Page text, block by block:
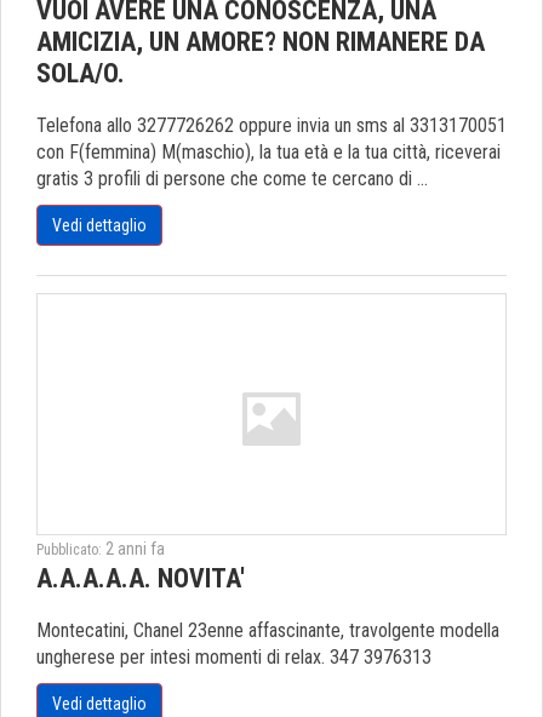
VUOI AVERE UNA CONOSCENZA, UNA
AMICIZIA, UN AMORE? NON RIMANERE DA
SOLA/O.
Telefona allo 3277726262 oppure invia un sms al 3313170051
con F(femmina) M(maschio), la tua età e la tua città, riceverai
gratis 3 profili di persone che come te cercano di ...
Vedi dettaglio
Pubblicato: 2 anni fa
A.A.A.A.A. NOVITA'
Montecatini, Chanel 23enne affascinante, travolgente modella
ungherese per intesi momenti di relax. 347 3976313
Vedi dettaglio